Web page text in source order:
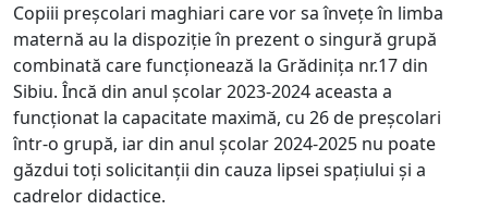
Copiii preșcolari maghiari care vor sa învețe în limba
maternă au la dispoziție în prezent o singură grupă
combinată care funcționează la Grădinița nr.17 din
Sibiu. Încă din anul școlar 2023-2024 aceasta a
funcționat la capacitate maximă, cu 26 de preșcolari
într-o grupă, iar din anul școlar 2024-2025 nu poate
găzdui toți solicitanții din cauza lipsei spațiului și a
cadrelor didactice.